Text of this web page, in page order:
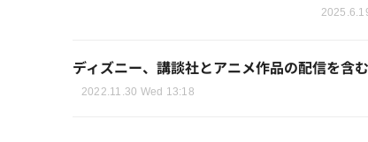
ディズニー、講談社とアニメ作品の配信を含
2022.11.30 Wed 13:18